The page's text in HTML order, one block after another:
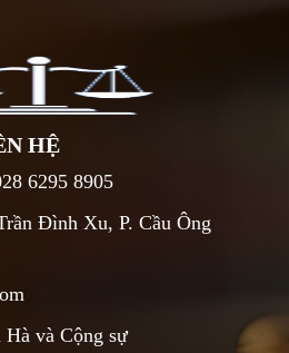
HỆ
6295 8905
Đình Xu, P. Cầu Ông
và Cộng sự